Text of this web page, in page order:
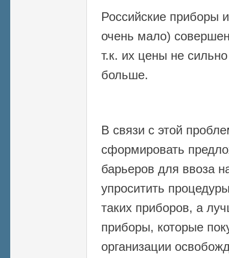
Российские приборы
очень мало)
т.к. их цены не
больше.
В связи с этой
сформировать
барьеров для ввоза
упроситить
таких приборов, а
приборы, которые
организации